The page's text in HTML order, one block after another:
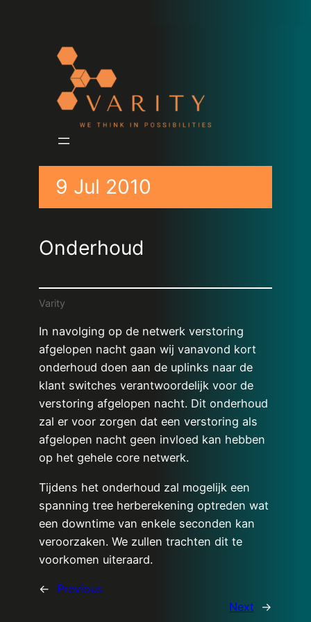
9 Jul 2010
Onderhoud
Varity
In navolging op de netwerk verstoring
afgelopen nacht gaan wij vanavond kort
onderhoud doen aan de uplinks naar de
klant switches verantwoordelijk voor de
verstoring afgelopen nacht. Dit onderhoud
zal er voor zorgen dat een verstoring als
afgelopen nacht geen invloed kan hebben
op het gehele core netwerk.
Tijdens het onderhoud zal mogelijk een
spanning tree herberekening optreden wat
een downtime van enkele seconden kan
veroorzaken. We zullen trachten dit te
voorkomen uiteraard.
←
Previous
Next →